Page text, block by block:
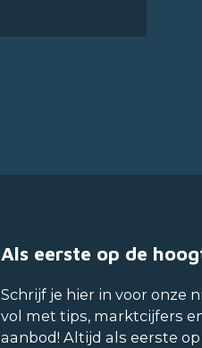
Als eerste op de
Schrijf je hier in voor onze
vol met tips, marktcijfers
aanbod! Altijd als eerste